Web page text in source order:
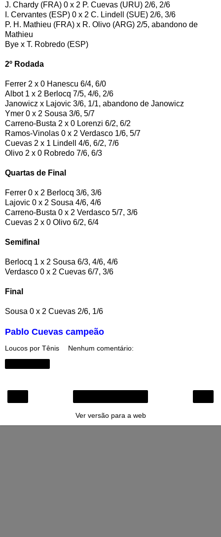
J. Chardy (FRA) 0 x 2 P. Cuevas (URU) 2/6, 2/6
I. Cervantes (ESP) 0 x 2 C. Lindell (SUE) 2/6, 3/6
P. H. Mathieu (FRA) x R. Olivo (ARG) 2/5, abandono de
Mathieu
Bye x T. Robredo (ESP)
2º Rodada
Ferrer 2 x 0 Hanescu 6/4, 6/0
Albot 1 x 2 Berlocq 7/5, 4/6, 2/6
Janowicz x Lajovic 3/6, 1/1, abandono de Janowicz
Ymer 0 x 2 Sousa 3/6, 5/7
Carreno-Busta 2 x 0 Lorenzi 6/2, 6/2
Ramos-Vinolas 0 x 2 Verdasco 1/6, 5/7
Cuevas 2 x 1 Lindell 4/6, 6/2, 7/6
Olivo 2 x 0 Robredo 7/6, 6/3
Quartas de Final
Ferrer 0 x 2 Berlocq 3/6, 3/6
Lajovic 0 x 2 Sousa 4/6, 4/6
Carreno-Busta 0 x 2 Verdasco 5/7, 3/6
Cuevas 2 x 0 Olivo 6/2, 6/4
Semifinal
Berlocq 1 x 2 Sousa 6/3, 4/6, 4/6
Verdasco 0 x 2 Cuevas 6/7, 3/6
Final
Sousa 0 x 2 Cuevas 2/6, 1/6
Pablo Cuevas campeão
Loucos por Tênis Nenhum comentário:
Ver versão para a web